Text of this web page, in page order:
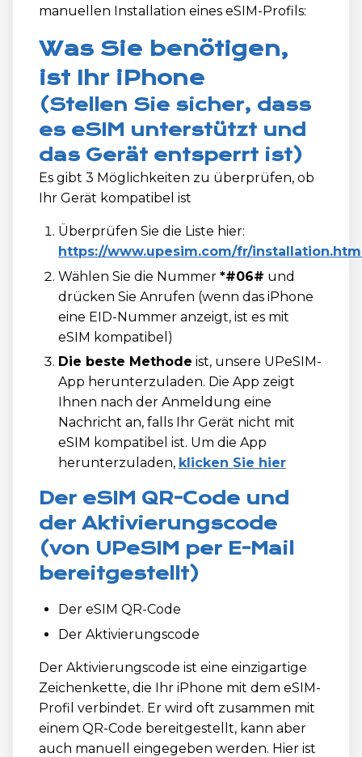
manuellen Installation eines eSIM-Profils:
Was Sie benötigen,
ist Ihr iPhone
(Stellen Sie sicher, dass
es eSIM unterstützt und
das Gerät entsperrt ist)
Es gibt 3 Möglichkeiten zu überprüfen, ob
Ihr Gerät kompatibel ist
Überprüfen Sie die Liste hier:
https://www.upesim.com/fr/
Wählen Sie die Nummer *#06# und
drücken Sie Anrufen (wenn das iPhone
eine EID-Nummer anzeigt, ist es mit
eSIM kompatibel)
Die beste Methode ist, unsere UPeSIM-
App herunterzuladen. Die App zeigt
Ihnen nach der Anmeldung eine
Nachricht an, falls Ihr Gerät nicht mit
eSIM kompatibel ist. Um die App
herunterzuladen, klicken Sie hier
Der eSIM QR-Code und
der Aktivierungscode
(von UPeSIM per E-Mail
bereitgestellt)
Der eSIM QR-Code
Der Aktivierungscode
Der Aktivierungscode ist eine einzigartige
Zeichenkette, die Ihr iPhone mit dem eSIM-
Profil verbindet. Er wird oft zusammen mit
einem QR-Code bereitgestellt, kann aber
auch manuell eingegeben werden. Hier ist